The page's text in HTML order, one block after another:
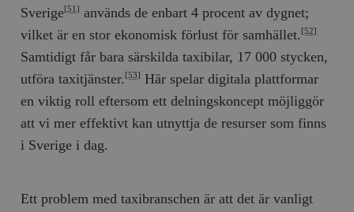
Sverige[51] används de enbart 4 procent av dygnet;
vilket är en stor ekonomisk förlust för samhället. [52]
Samtidigt får bara särskilda taxibilar, 17 000 stycken,
utföra taxitjänster. [53] Här spelar digitala plattformar
en viktig roll eftersom ett delningskoncept möjliggör
att vi mer effektivt kan utnyttja de resurser som finns
i Sverige i dag.
Ett problem med taxibranschen är att det är vanligt